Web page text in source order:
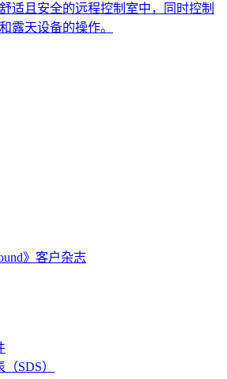
适且安全的远程控制室中，同时控制
露天设备的操作。
》客户杂志
SDS）